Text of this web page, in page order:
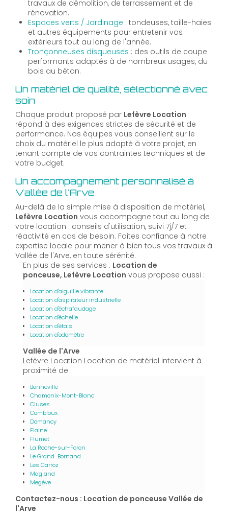
travaux de démolition, de terrassement et de
rénovation.
Espaces verts / Jardinage : tondeuses, taille-haies
et autres équipements pour entretenir vos
extérieurs tout au long de l'année.
Tronçonneuses disqueuses : des outils de coupe
performants adaptés à de nombreux usages, du
bois au béton.
Un matériel de qualité, sélectionné avec
soin
Chaque produit proposé par Lefèvre Location
répond à des exigences strictes de sécurité et de
performance. Nos équipes vous conseillent sur le
choix du matériel le plus adapté à votre projet, en
tenant compte de vos contraintes techniques et de
votre budget.
Un accompagnement personnalisé à
Vallée de l'Arve
Au-delà de la simple mise à disposition de matériel,
Lefèvre Location vous accompagne tout au long de
votre location : conseils d'utilisation, suivi 7j/7 et
réactivité en cas de besoin. Faites confiance à notre
expertise locale pour mener à bien tous vos travaux à
Vallée de l'Arve, en toute sérénité.
En plus de ses services : Location de
ponceuse, Lefèvre Location vous propose aussi :
Location d'aiguille vibrante
Location d'aspirateur industrielle
Location d'échafaudage
Location d'échelle
Location d'étais
Location d'odomètre
Vallée de l'Arve
Lefèvre Location Location de matériel intervient à
proximité de :
Bonneville
Chamonix-Mont-Blanc
Cluses
Combloux
Domancy
Flaine
Flumet
La Roche-sur-Foron
Le Grand-Bornand
Les Carroz
Magland
Megève
Contactez-nous : Location de ponceuse Vallée de
l'Arve